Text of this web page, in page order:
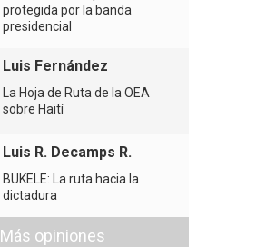
protegida por la banda
presidencial
Luis Fernández
La Hoja de Ruta de la OEA
sobre Haití
Luis R. Decamps R.
BUKELE: La ruta hacia la
dictadura
Más opiniones